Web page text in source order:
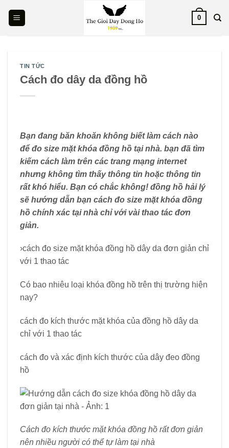
0
TIN TỨC
Cách đo dây da đồng hồ
Bạn đang băn khoăn không biết làm cách nào
để đo size mặt khóa đồng hồ tại nhà. bạn đã tìm
kiếm cách làm trên các trang mạng internet
nhưng không tìm thấy thông tin hoặc thông tin
rất khó hiểu. Bạn có chắc không! đồng hồ hải lý
sẽ hướng dẫn bạn cách đo size mặt khóa đồng
hồ chính xác tại nhà chỉ với vài thao tác đơn
giản.
›cách đo size mặt khóa đồng hồ dây da đơn giản chỉ
với 1 thao tác
Có bao nhiêu loại khóa đồng hồ trên thị trường hiện
nay?
cách đo kích thước mặt khóa của đồng hồ dây da
chỉ với 1 thao tác
cách đo và xác định kích thước của dây đeo đồng
hồ
Cách đo kích thước mặt khóa đồng hồ rất đơn giản
nên nhiều người có thể tự làm tại nhà